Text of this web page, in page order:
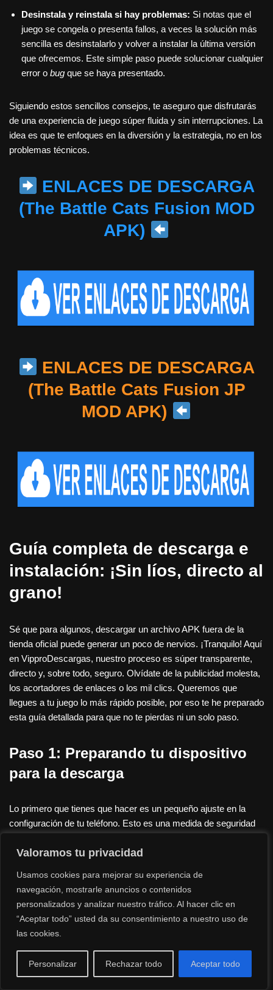
Valoramos tu privacidad
Usamos cookies para mejorar su experiencia de
navegación, mostrarle anuncios o contenidos
personalizados y analizar nuestro tráfico. Al hacer clic en
“Aceptar todo” usted da su consentimiento a nuestro uso de
las cookies.
Personalizar Rechazar todo Aceptar todo
Desinstala y reinstala si hay problemas: Si notas que el
juego se congela o presenta fallos, a veces la solución más
sencilla es desinstalarlo y volver a instalar la última versión
que ofrecemos. Este simple paso puede solucionar cualquier
error o bug que se haya presentado.
Siguiendo estos sencillos consejos, te aseguro que disfrutarás
de una experiencia de juego súper fluida y sin interrupciones. La
idea es que te enfoques en la diversión y la estrategia, no en los
problemas técnicos.
ENLACES DE DESCARGA
(The Battle Cats Fusion MOD
APK)
ENLACES DE DESCARGA
(The Battle Cats Fusion JP
MOD APK)
Guía completa de descarga e
instalación: ¡Sin líos, directo al
grano!
Sé que para algunos, descargar un archivo APK fuera de la
tienda oficial puede generar un poco de nervios. ¡Tranquilo! Aquí
en VipproDescargas, nuestro proceso es súper transparente,
directo y, sobre todo, seguro. Olvídate de la publicidad molesta,
los acortadores de enlaces o los mil clics. Queremos que
llegues a tu juego lo más rápido posible, por eso te he preparado
esta guía detallada para que no te pierdas ni un solo paso.
Paso 1: Preparando tu dispositivo
para la descarga
Lo primero que tienes que hacer es un pequeño ajuste en la
configuración de tu teléfono. Esto es una medida de seguridad
aplicaciones maliciosas, pero en este caso, es necesario para
Ve a la Configuración
de tu teléfono.
Busca la sección de
«Seguridad». El nombre puede variar un poco dependiendo
del modelo y la versión de Android que tengas.